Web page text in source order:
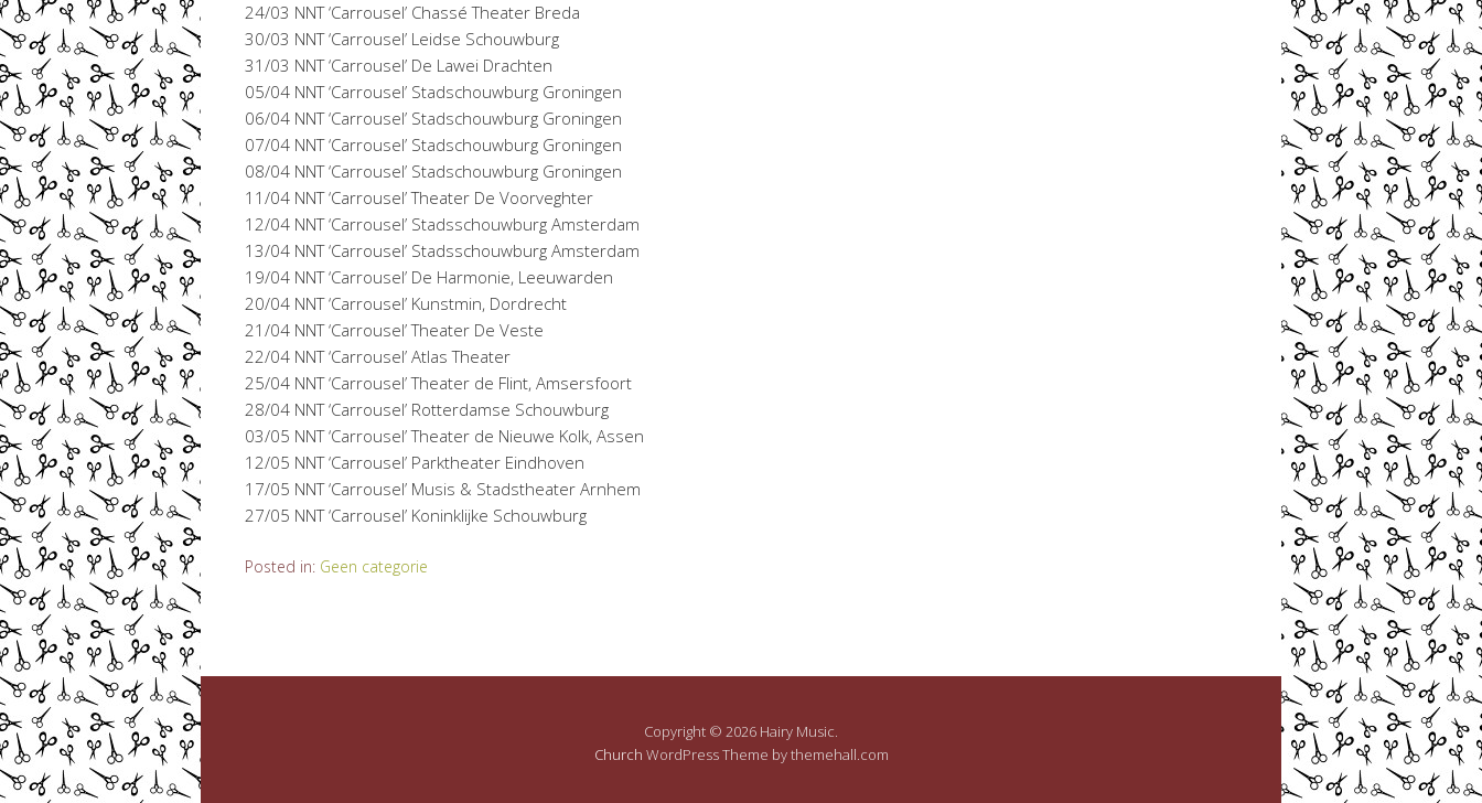
24/03 NNT ‘Carrousel’ Chassé Theater Breda
30/03 NNT ‘Carrousel’ Leidse Schouwburg
31/03 NNT ‘Carrousel’ De Lawei Drachten
05/04 NNT ‘Carrousel’ Stadschouwburg Groningen
06/04 NNT ‘Carrousel’ Stadschouwburg Groningen
07/04 NNT ‘Carrousel’ Stadschouwburg Groningen
08/04 NNT ‘Carrousel’ Stadschouwburg Groningen
11/04 NNT ‘Carrousel’ Theater De Voorveghter
12/04 NNT ‘Carrousel’ Stadsschouwburg Amsterdam
13/04 NNT ‘Carrousel’ Stadsschouwburg Amsterdam
19/04 NNT ‘Carrousel’ De Harmonie, Leeuwarden
20/04 NNT ‘Carrousel’ Kunstmin, Dordrecht
21/04 NNT ‘Carrousel’ Theater De Veste
22/04 NNT ‘Carrousel’ Atlas Theater
25/04 NNT ‘Carrousel’ Theater de Flint, Amsersfoort
28/04 NNT ‘Carrousel’ Rotterdamse Schouwburg
03/05 NNT ‘Carrousel’ Theater de Nieuwe Kolk, Assen
12/05 NNT ‘Carrousel’ Parktheater Eindhoven
17/05 NNT ‘Carrousel’ Musis & Stadstheater Arnhem
27/05 NNT ‘Carrousel’ Koninklijke Schouwburg
Posted in: Geen categorie
Copyright © 2026 Hairy Music.
Church WordPress Theme by themehall.com